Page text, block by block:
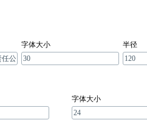
字体大小 半径
字体大小